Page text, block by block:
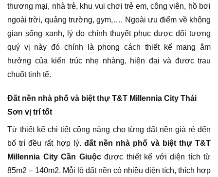
thương mại, nhà trẻ, khu vui chơi trẻ em, công viên, hồ bơi
ngoài trời, quảng trường, gym,…. Ngoài ưu điểm về không
gian sống xanh, lý do chính thuyết phục được đối tượng
quý vị này đó chính là phong cách thiết kế mang âm
hưởng của kiến trúc nhẹ nhàng, hiện đại và được trau
chuốt tinh tế.
Đất nền nhà phố và biệt thự T&T Millennia City Thái
Sơn vị trí tốt
Từ thiết kế chi tiết công năng cho từng đất nền giá rẻ đến
bố trí đều rất hợp lý. đất nền nhà phố và biệt thự T&T
Millennia City Cần Giuộcđược thiết kế với diện tích từ
85m2 – 140m2. Mỗi lô đất nền có nhiều diện tích, thích hợp